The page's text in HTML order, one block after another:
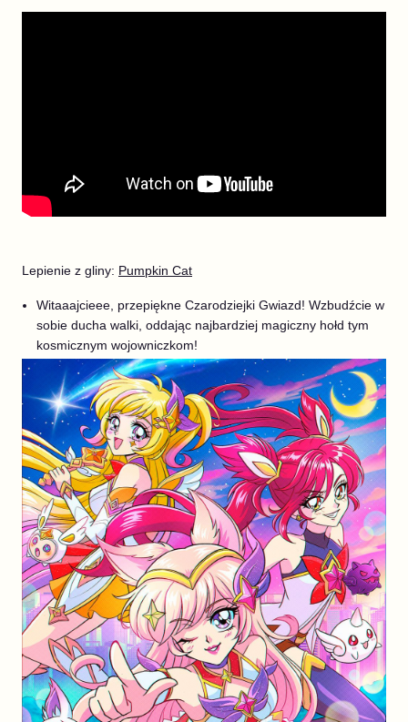
Lepienie z gliny: Pumpkin Cat
Witaaajcieee, przepiękne Czarodziejki Gwiazd! Wzbudźcie w
sobie ducha walki, oddając najbardziej magiczny hołd tym
kosmicznym wojowniczkom!